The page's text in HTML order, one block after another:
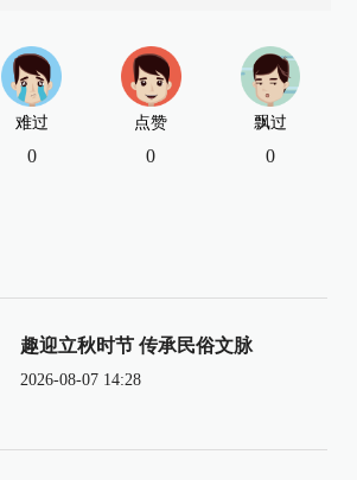
难过
0
点赞
0
飘过
0
趣迎立秋时节 传承民俗文脉
2026-08-07 14:28